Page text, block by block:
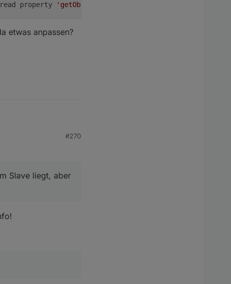
read property 'getObjectList'
etwas anpassen?
#270
Slave liegt, aber